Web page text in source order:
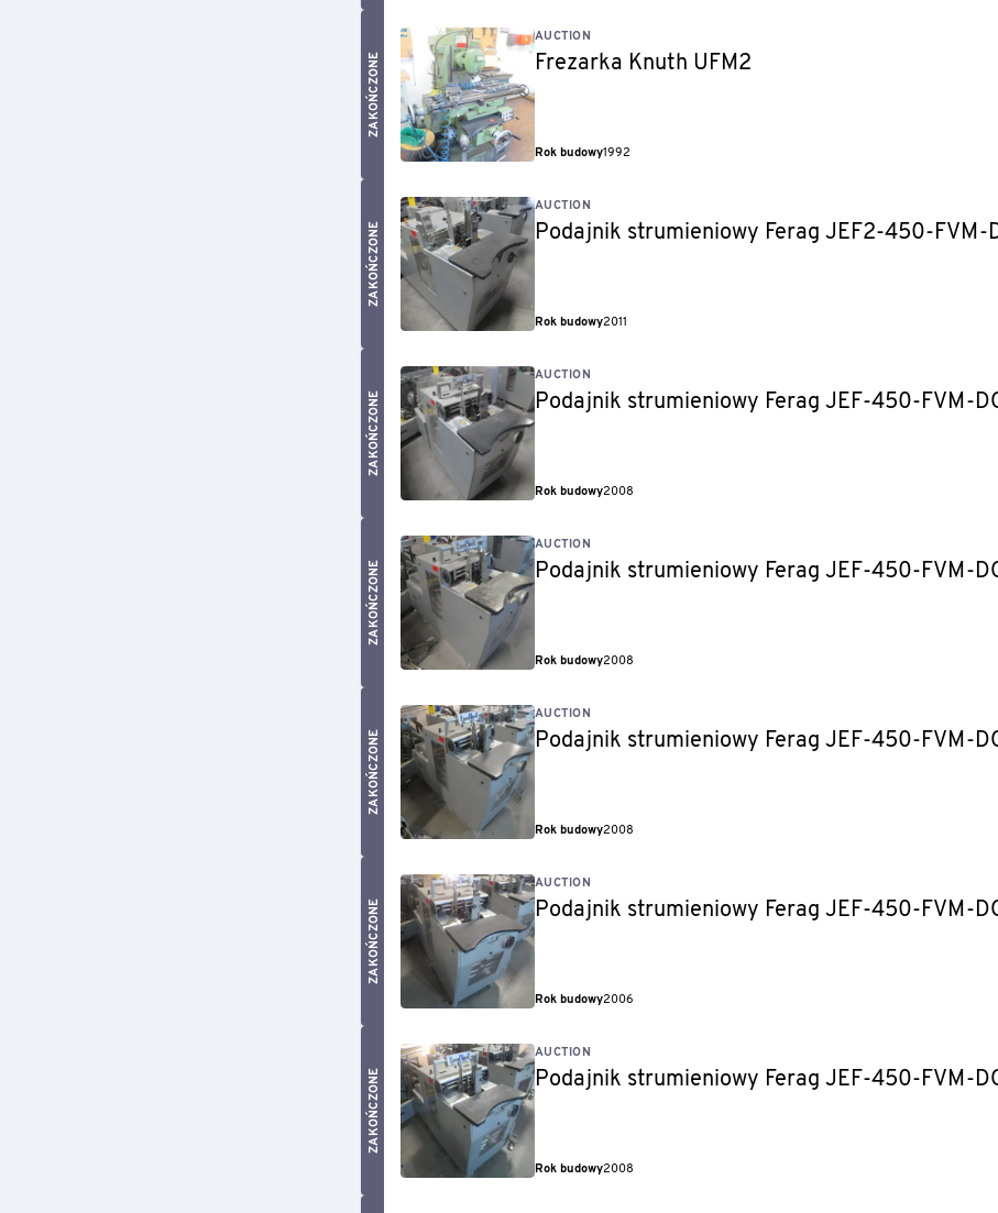
ZAKOŃCZONE
AUCTION
Frezarka Knuth UFM2
Rok budowy1992
ZAKOŃCZONE
AUCTION
Podajnik strumieniowy Ferag JEF2-450-FVM-
Rok budowy2011
ZAKOŃCZONE
AUCTION
Podajnik strumieniowy Ferag JEF-450-FVM-
Rok budowy2008
ZAKOŃCZONE
AUCTION
Podajnik strumieniowy Ferag JEF-450-FVM-
Rok budowy2008
ZAKOŃCZONE
AUCTION
Podajnik strumieniowy Ferag JEF-450-FVM-
Rok budowy2008
ZAKOŃCZONE
AUCTION
Podajnik strumieniowy Ferag JEF-450-FVM-
Rok budowy2006
ZAKOŃCZONE
AUCTION
Podajnik strumieniowy Ferag JEF-450-FVM-
Rok budowy2008